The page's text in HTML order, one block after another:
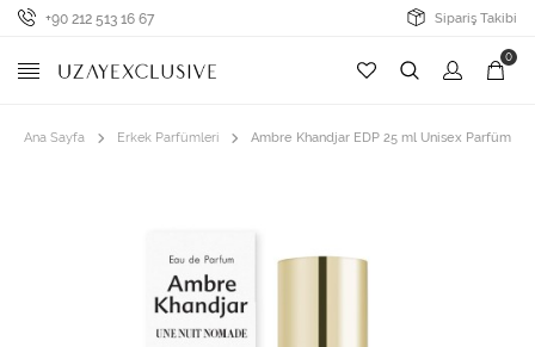
+90 212 513 16 67 Sipariş Takibi
0
Ana Sayfa Erkek Parfümleri Ambre Khandjar EDP 25 ml Unisex Parfüm